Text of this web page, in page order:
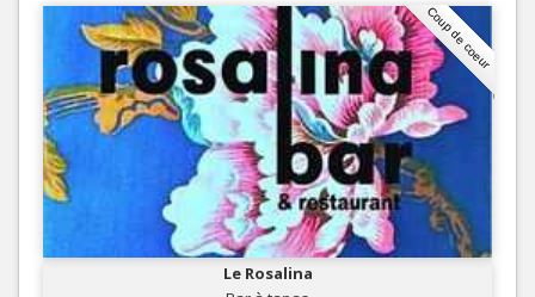
Coup de coeur
Le Rosalina